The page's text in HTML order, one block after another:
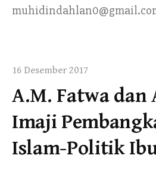
16 Desember 2017
A.M. Fatwa dan
Imaji
Islam-Politik